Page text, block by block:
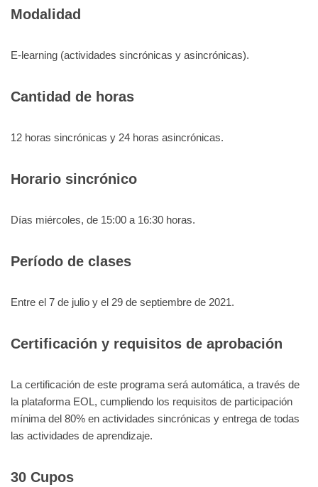
Modalidad
E-learning (actividades sincrónicas y asincrónicas).
Cantidad de horas
12 horas sincrónicas y 24 horas asincrónicas.
Horario sincrónico
Días miércoles, de 15:00 a 16:30 horas.
Período de clases
Entre el 7 de julio y el 29 de septiembre de 2021.
Certificación y requisitos de aprobación
La certificación de este programa será automática, a través de
la plataforma EOL, cumpliendo los requisitos de participación
mínima del 80% en actividades sincrónicas y entrega de todas
las actividades de aprendizaje.
30 Cupos